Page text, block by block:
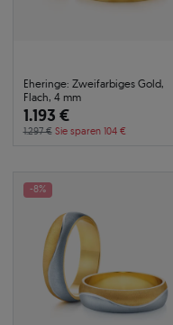
Eheringe: Zweifarbiges Gold,
Flach, 4 mm
1.193 €
1.297 € Sie sparen 104 €
-8%